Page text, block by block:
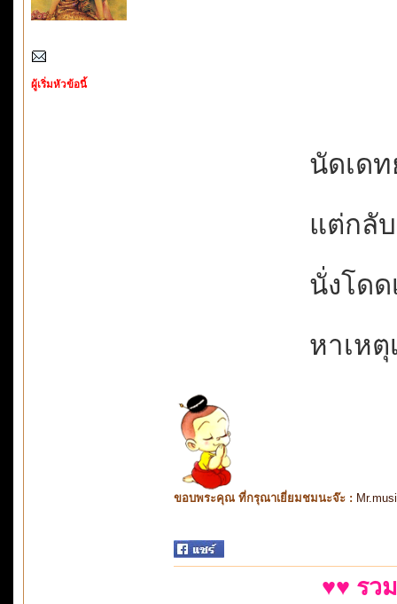
ผู้เริ่มหัวข้อนี้
นัดเด
แต่กลั
นั่งโดด
หาเห
ขอบพระคุณ ที่กรุณาเยี่ยมชมนะจ๊ะ :
♥♥ รว